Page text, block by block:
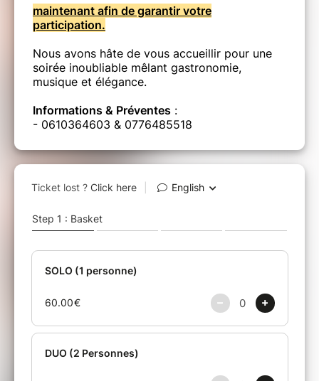
maintenant afin de garantir votre
participation.
Nous avons hâte de vous accueillir pour une
soirée inoubliable mêlant gastronomie,
musique et élégance.
Informations & Préventes :
- 0610364603 & 0776485518